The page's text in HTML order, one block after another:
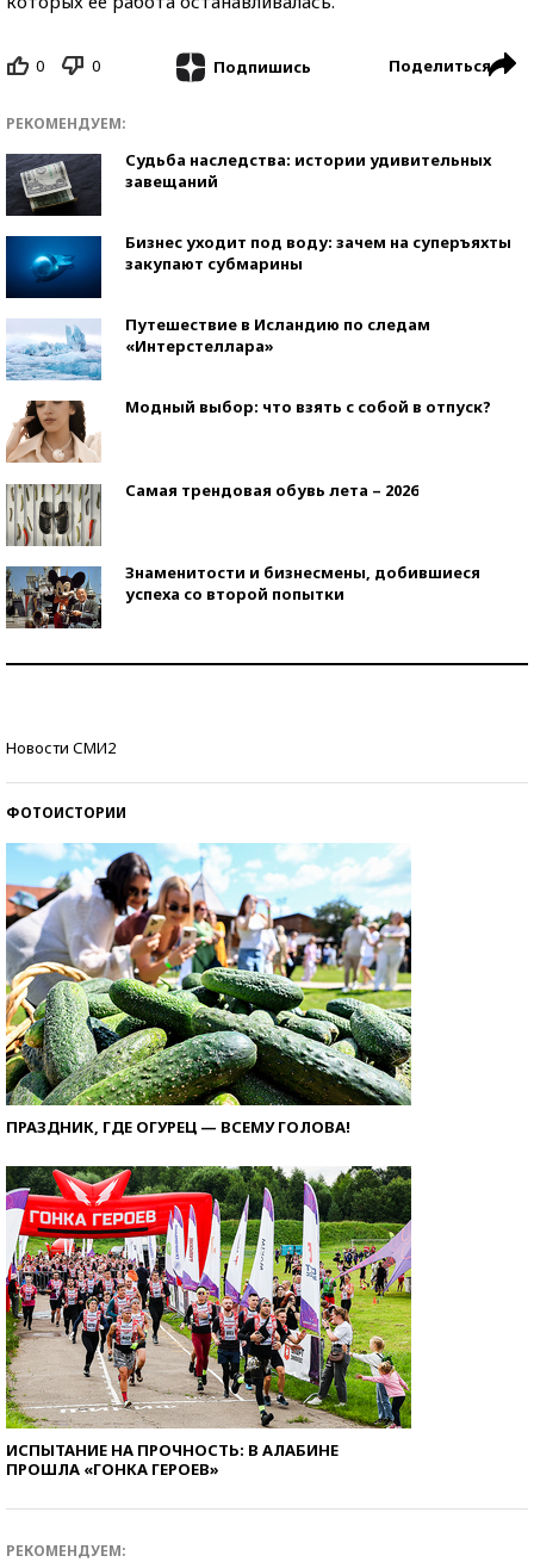
0 0 Подпишись Поделиться
РЕКОМЕНДУЕМ:
Судьба наследства: истории удивительных
завещаний
Бизнес уходит под воду: зачем на суперъяхты
закупают субмарины
Путешествие в Исландию по следам
«Интерстеллара»
Модный выбор: что взять с собой в отпуск?
Самая трендовая обувь лета – 2026
Знаменитости и бизнесмены, добившиеся
успеха со второй попытки
Новости СМИ2
ФОТОИСТОРИИ
ПРАЗДНИК, ГДЕ ОГУРЕЦ — ВСЕМУ ГОЛОВА!
ИСПЫТАНИЕ НА ПРОЧНОСТЬ: В АЛАБИНЕ
ПРОШЛА «ГОНКА ГЕРОЕВ»
РЕКОМЕНДУЕМ: